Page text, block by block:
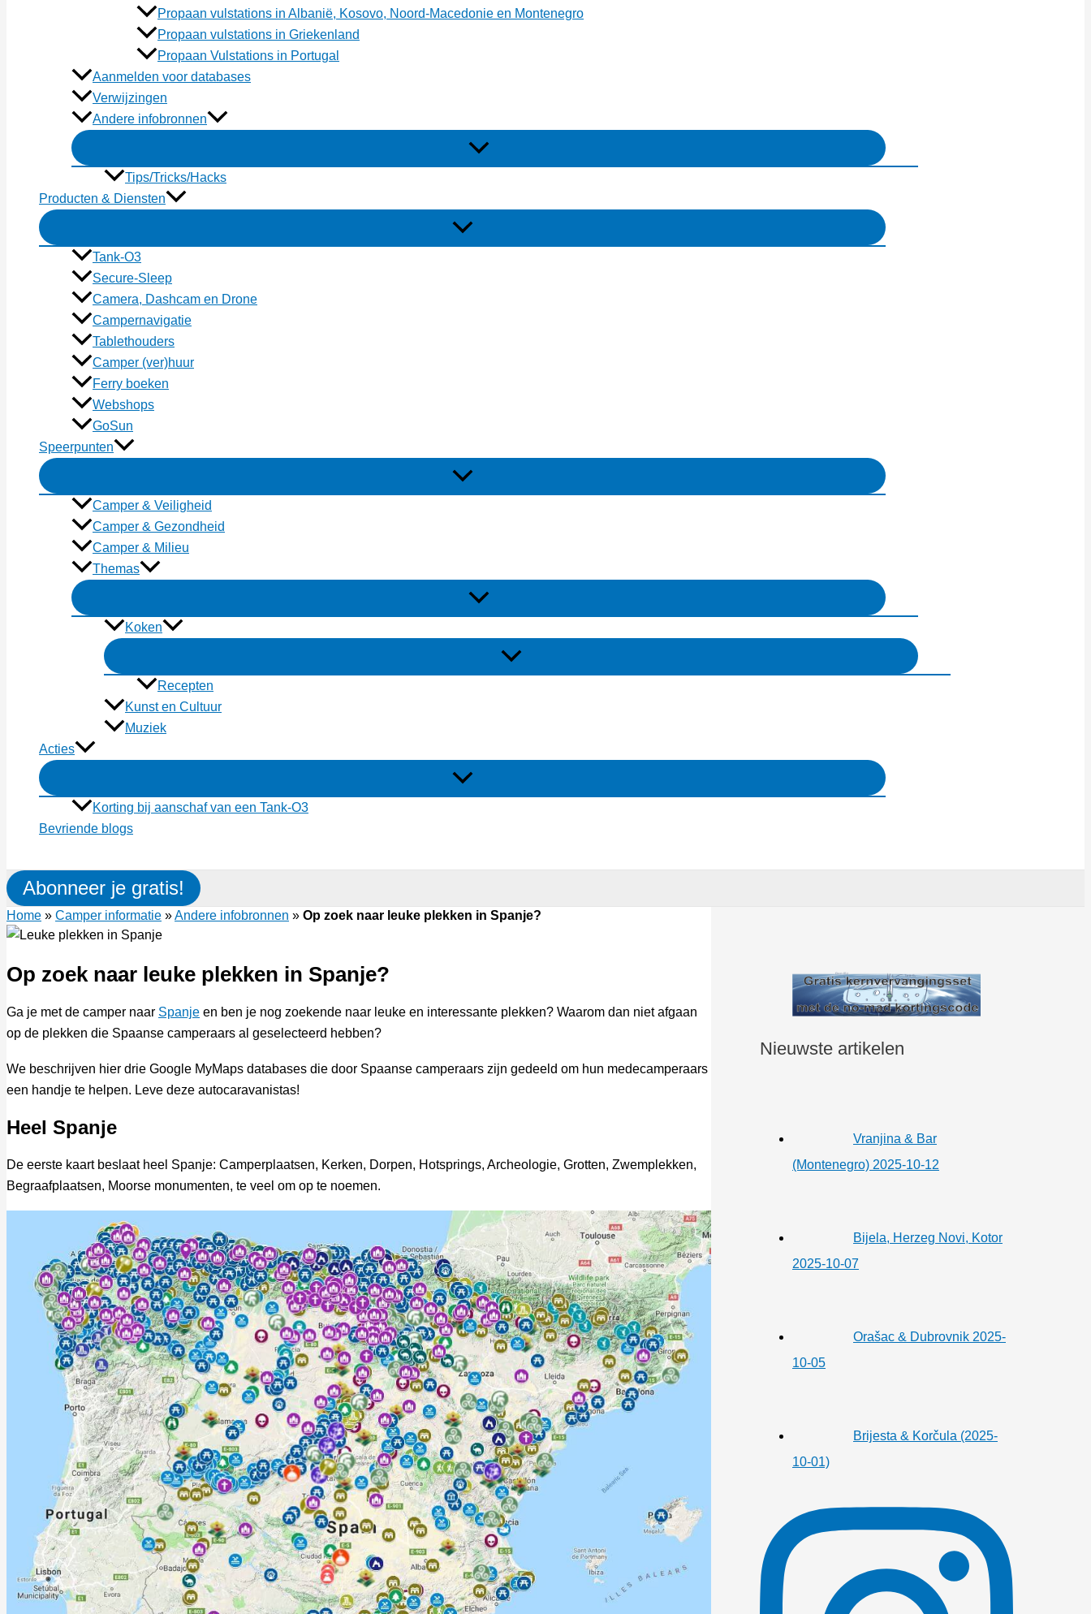
Propaan vulstations in Albanië, Kosovo, Noord-Macedonie en Montenegro
Propaan vulstations in Griekenland
Propaan Vulstations in Portugal
Aanmelden voor databases
Verwijzingen
Andere infobronnen
Tips/Tricks/Hacks
Producten & Diensten
Tank-O3
Secure-Sleep
Camera, Dashcam en Drone
Campernavigatie
Tablethouders
Camper (ver)huur
Ferry boeken
Webshops
GoSun
Speerpunten
Camper & Veiligheid
Camper & Gezondheid
Camper & Milieu
Themas
Koken
Recepten
Kunst en Cultuur
Muziek
Acties
Korting bij aanschaf van een Tank-O3
Bevriende blogs
Abonneer je gratis!
Home » Camper informatie »Andere infobronnen » Op zoek naar leuke plekken in Spanje?
Op zoek naar leuke plekken in Spanje?
Ga je met de camper naar Spanje en ben je nog zoekende naar leuke en interessante plekken? Waarom dan niet afgaan
op de plekken die Spaanse camperaars al geselecteerd hebben?
We beschrijven hier drie Google MyMaps databases die door Spaanse camperaars zijn gedeeld om hun medecamperaars
een handje te helpen. Leve deze autocaravanistas!
Heel Spanje
De eerste kaart beslaat heel Spanje: Camperplaatsen, Kerken, Dorpen, Hotsprings, Archeologie, Grotten, Zwemplekken,
Begraafplaatsen, Moorse monumenten, te veel om op te noemen.
Nieuwste artikelen
Vranjina & Bar
(Montenegro) 2025-10-12
Bijela, Herzeg Novi, Kotor
2025-10-07
Orašac & Dubrovnik 2025-
10-05
Brijesta & Korčula (2025-
10-01)